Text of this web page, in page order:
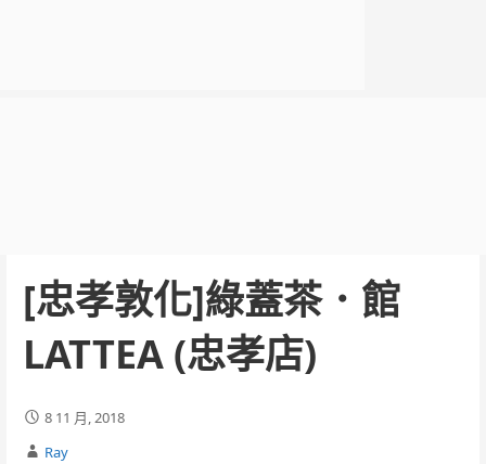
[忠孝敦化]綠蓋茶．館
LATTEA (忠孝店)
8 11 月, 2018
Ray